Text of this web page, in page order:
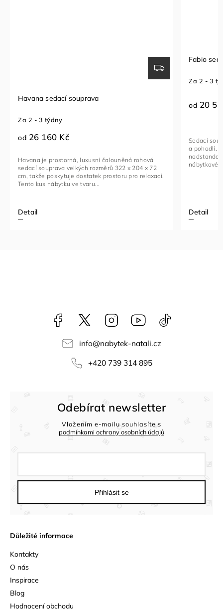
20 510 Kč
Detail
Sedací souprava FABIO je ideální kombinací luxusu
nadstandardní komfort. Toto stylové a multifunkční
nábytkové řešení je vyrobeno...
Sedací
Za 1 - 2
od 23
Detail
Rohová
funkční kus
vybavený
kovovými
Facebook NataliNabytek
Instagram YouTube
info@nabytek-natali.cz
+420 739 314 895
Důležité informace
Kontakty
O nás
Inspirace
Blog
Hodnocení obchodu
Odebírat newsletter
Vložením e-mailu souhlasíte s
podmínkami ochrany osobních údajů
Přihlásit se